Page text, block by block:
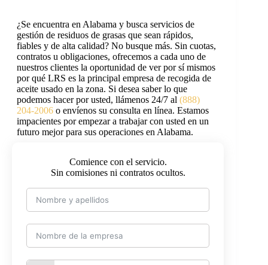
¿Se encuentra en Alabama y busca servicios de
gestión de residuos de grasas que sean rápidos,
fiables y de alta calidad? No busque más. Sin cuotas,
contratos u obligaciones, ofrecemos a cada uno de
nuestros clientes la oportunidad de ver por sí mismos
por qué LRS es la principal empresa de recogida de
aceite usado en la zona. Si desea saber lo que
podemos hacer por usted, llámenos 24/7 al (888)
204-2006 o envíenos su consulta en línea. Estamos
impacientes por empezar a trabajar con usted en un
futuro mejor para sus operaciones en Alabama.
Comience con el servicio.
Sin comisiones ni contratos ocultos.